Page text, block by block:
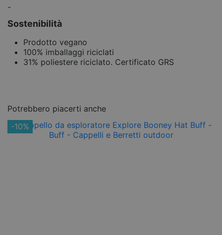
-
Sostenibilità
Prodotto vegano
100% imballaggi riciclati
31% poliestere riciclato. Certificato GRS
Potrebbero piacerti anche
-10%